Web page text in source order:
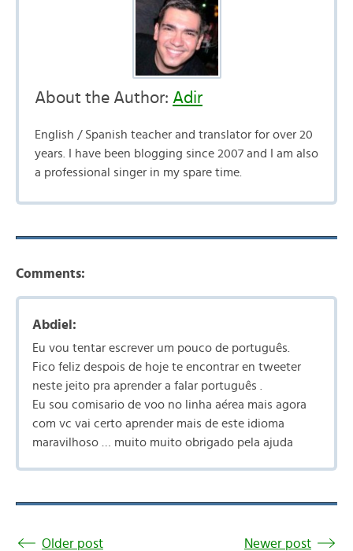
About the Author: Adir
English / Spanish teacher and translator for over 20
years. I have been blogging since 2007 and I am also
a professional singer in my spare time.
Comments:
Abdiel:
Eu vou tentar escrever um pouco de português.
Fico feliz despois de hoje te encontrar en tweeter
neste jeito pra aprender a falar português .
Eu sou comisario de voo no linha aérea mais agora
com vc vai certo aprender mais de este idioma
maravilhoso … muito muito obrigado pela ajuda
Older post Newer post